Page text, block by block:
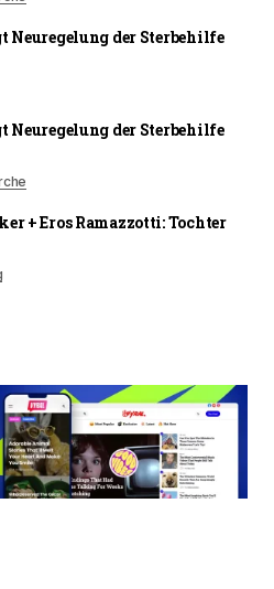
Neuregelung der Sterbehilfe
Neuregelung der Sterbehilfe
+ Eros Ramazzotti: Tochter